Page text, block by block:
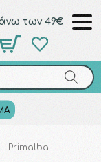
των 49€
- Primalba